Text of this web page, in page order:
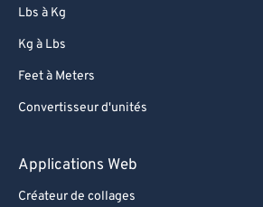
Lbs à Kg
Kg à Lbs
Feet à Meters
Convertisseur d'unités
Applications Web
Créateur de collages